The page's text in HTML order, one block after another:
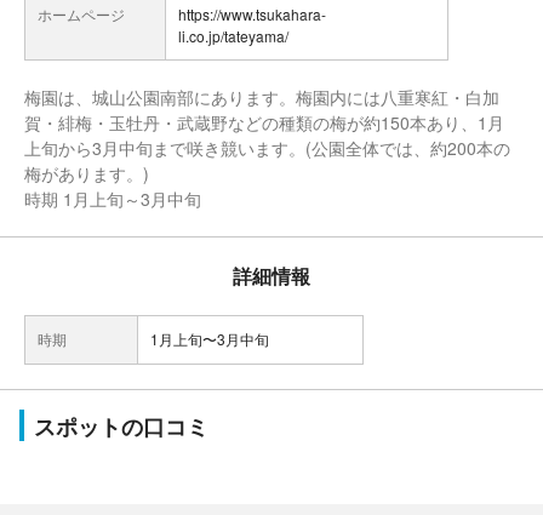
ホームページ
https://www.tsukahara-
li.co.jp/tateyama/
梅園は、城山公園南部にあります。梅園内には八重寒紅・白加
賀・緋梅・玉牡丹・武蔵野などの種類の梅が約150本あり、1月
上旬から3月中旬まで咲き競います。(公園全体では、約200本の
梅があります。)
時期 1月上旬～3月中旬
詳細情報
時期 1月上旬〜3月中旬
スポットの口コミ